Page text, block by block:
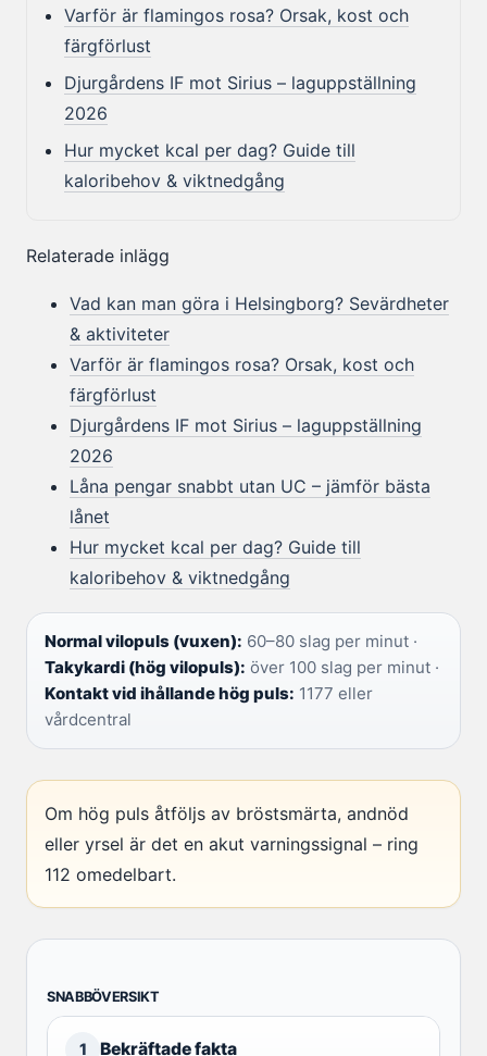
Varför är flamingos rosa? Orsak, kost och
färgförlust
Djurgårdens IF mot Sirius – laguppställning
2026
Hur mycket kcal per dag? Guide till
kaloribehov & viktnedgång
Relaterade inlägg
Vad kan man göra i Helsingborg? Sevärdheter
& aktiviteter
Varför är flamingos rosa? Orsak, kost och
färgförlust
Djurgårdens IF mot Sirius – laguppställning
2026
Låna pengar snabbt utan UC – jämför bästa
lånet
Hur mycket kcal per dag? Guide till
kaloribehov & viktnedgång
Normal vilopuls (vuxen): 60–80 slag per minut ·
Takykardi (hög vilopuls): över 100 slag per minut ·
Kontakt vid ihållande hög puls: 1177 eller
vårdcentral
Om hög puls åtföljs av bröstsmärta, andnöd
eller yrsel är det en akut varningssignal – ring
112 omedelbart.
SNABBÖVERSIKT
1 Bekräftade fakta